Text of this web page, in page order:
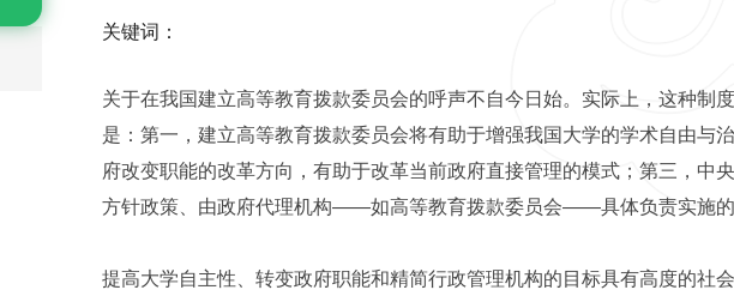
关键词：
关于在我国建立高等教育拨款委员会的呼声不自今日始。实际上，这种制
是：第一，建立高等教育拨款委员会将有助于增强我国大学的学术自由与
府改变职能的改革方向，有助于改革当前政府直接管理的模式；第三，中
方针政策、由政府代理机构——如高等教育拨款委员会——具体负责实施的
提高大学自主性、转变政府职能和精简行政管理机构的目标具有高度的社